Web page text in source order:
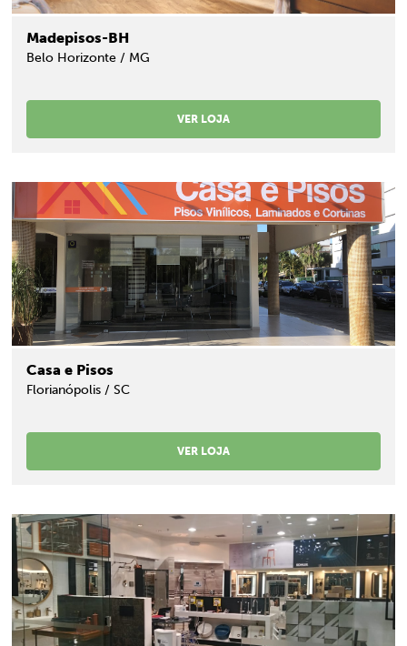
Madepisos-BH
Belo Horizonte / MG
VER LOJA
Casa e Pisos
Florianópolis / SC
VER LOJA